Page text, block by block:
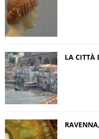
LA CITTÀ